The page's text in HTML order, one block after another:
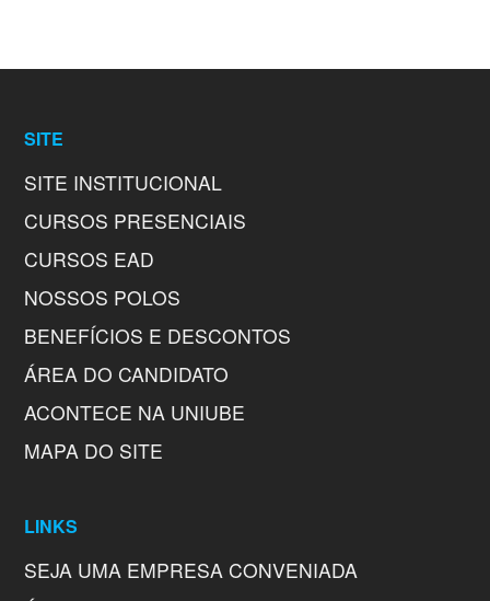
SITE
SITE INSTITUCIONAL
CURSOS PRESENCIAIS
CURSOS EAD
NOSSOS POLOS
BENEFÍCIOS E DESCONTOS
ÁREA DO CANDIDATO
ACONTECE NA UNIUBE
MAPA DO SITE
LINKS
SEJA UMA EMPRESA CONVENIADA